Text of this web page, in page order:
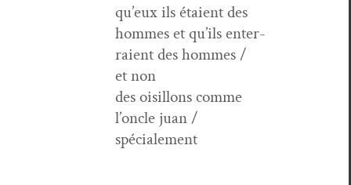
qu’eux ils étaient des
hommes et qu’ils enter­
raient des hommes /
et non
des oisil­lons comme
l’oncle juan /
spécialement